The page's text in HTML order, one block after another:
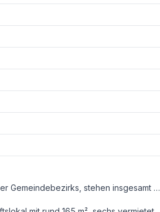
In der Meiselstraße 28, im Herzen des 15. Wiener Gemeindebezirks, stehen insgesamt 29 Einheiten in einem prachtvollen Stilaltbau aus der Jahrhundertwende zum Verkauf. Das viergeschossige Gebäude mit Keller wurde mit viel Liebe zum Detail revitalisiert. Die frisch renovierte Fassade erstrahlt in neuem Glanz und vereint den unverwechselbaren Charme des klassischen Wiener Altbaus mit einem gepflegten, einladenden Erscheinungsbild.